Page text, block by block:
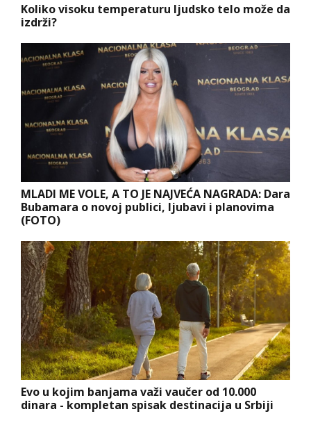
Koliko visoku temperaturu ljudsko telo može da
izdrži?
MLADI ME VOLE, A TO JE NAJVEĆA NAGRADA: Dara
Bubamara o novoj publici, ljubavi i planovima
(FOTO)
Evo u kojim banjama važi vaučer od 10.000
dinara - kompletan spisak destinacija u Srbiji